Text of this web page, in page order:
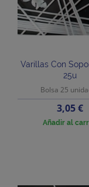
Varillas Con
25u
Bolsa 25
Precio
3,05 €
Añadir al